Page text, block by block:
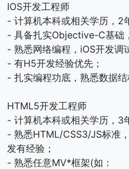
IOS开发工程师
- 计算机本科或相关学历，2
- 具备扎实Objective-C基础
- 熟悉网络编程，iOS开发调
- 有H5开发经验优先；
- 扎实编程功底，熟悉数据结
HTML5开发工程师
- 计算机本科或相关学历，3
- 熟悉HTML/CSS3/JS标准
发有经验；
- 熟悉任意MV*框架(如：